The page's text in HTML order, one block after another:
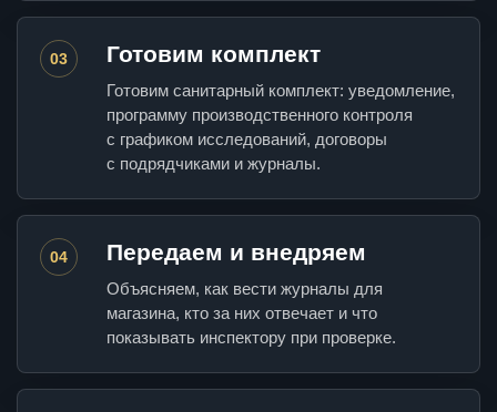
03 Готовим комплект
Готовим санитарный комплект: уведомление,
программу производственного контроля
с графиком исследований, договоры
с подрядчиками и журналы.
04 Передаем и внедряем
Объясняем, как вести журналы для
магазина, кто за них отвечает и что
показывать инспектору при проверке.